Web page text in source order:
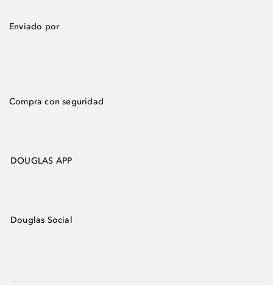
Enviado por
Compra con seguridad
DOUGLAS APP
Douglas Social